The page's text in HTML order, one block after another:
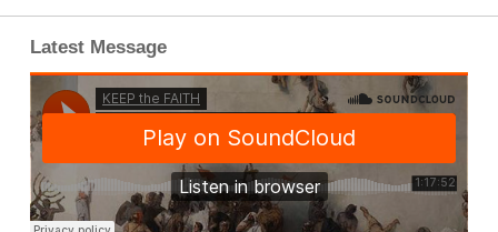
Latest Message